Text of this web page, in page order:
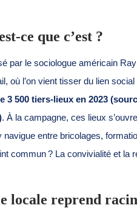
ce que c’est ?
par le sociologue américain
où l’on vient tisser du lien
3 500 tiers-lieux en 2023
. À la campagne, ces lieux
entre bricolages,
commun ? La convivialité et la
locale reprend